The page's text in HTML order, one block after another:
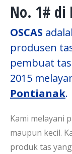
No. 1# di
OSCAS
produsen
pembuat
2015
Pontianak.
Kami melayani
maupun kecil.
produk tas